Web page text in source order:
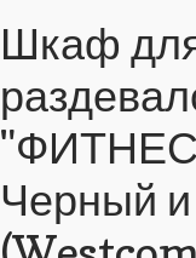
Шкаф
Черный